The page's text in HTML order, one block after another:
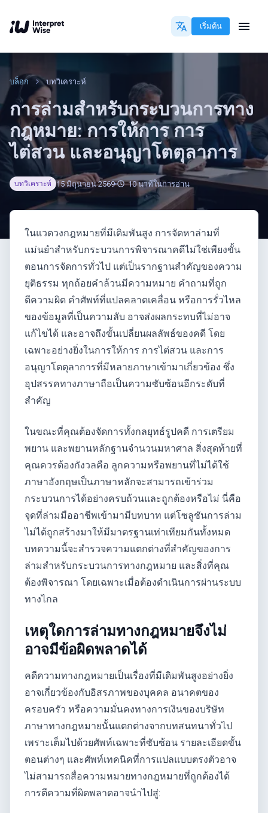
เริ่มต้น
บล็อก บทวิเคราะห์
การล่ามสำหรับกระบวนการทาง
กฎหมาย: การให้การ การ
ไต่สวน และอนุญาโตตุลาการ
บทวิเคราะห์ 15 มิถุนายน 2569 10 นาทีในการอ่าน
ในแวดวงกฎหมายที่มีเดิมพันสูง การจัดหาล่ามที่
แม่นยำสำหรับกระบวนการพิจารณาคดีไม่ใช่เพียงขั้น
ตอนการจัดการทั่วไป แต่เป็นรากฐานสำคัญของความ
ยุติธรรม ทุกถ้อยคำล้วนมีความหมาย คำถามที่ถูก
ตีความผิด คำศัพท์ที่แปลคลาดเคลื่อน หรือการรั่วไหล
ของข้อมูลที่เป็นความลับ อาจส่งผลกระทบที่ไม่อาจ
แก้ไขได้ และอาจถึงขั้นเปลี่ยนผลลัพธ์ของคดี โดย
เฉพาะอย่างยิ่งในการให้การ การไต่สวน และการ
อนุญาโตตุลาการที่มีหลายภาษาเข้ามาเกี่ยวข้อง ซึ่ง
อุปสรรคทางภาษาถือเป็นความซับซ้อนอีกระดับที่
สำคัญ
ในขณะที่คุณต้องจัดการทั้งกลยุทธ์รูปคดี การเตรียม
พยาน และพยานหลักฐานจำนวนมหาศาล สิ่งสุดท้ายที่
คุณควรต้องกังวลคือ ลูกความหรือพยานที่ไม่ได้ใช้
ภาษาอังกฤษเป็นภาษาหลักจะสามารถเข้าร่วม
กระบวนการได้อย่างครบถ้วนและถูกต้องหรือไม่ นี่คือ
จุดที่ล่ามมืออาชีพเข้ามามีบทบาท แต่โซลูชันการล่าม
ไม่ได้ถูกสร้างมาให้มีมาตรฐานเท่าเทียมกันทั้งหมด
บทความนี้จะสำรวจความแตกต่างที่สำคัญของการ
ล่ามสำหรับกระบวนการทางกฎหมาย และสิ่งที่คุณ
ต้องพิจารณา โดยเฉพาะเมื่อต้องดำเนินการผ่านระบบ
ทางไกล
เหตุใดการล่ามทางกฎหมายจึงไม่
อาจมีข้อผิดพลาดได้
คดีความทางกฎหมายเป็นเรื่องที่มีเดิมพันสูงอย่างยิ่ง
อาจเกี่ยวข้องกับอิสรภาพของบุคคล อนาคตของ
ครอบครัว หรือความมั่นคงทางการเงินของบริษัท
ภาษาทางกฎหมายนั้นแตกต่างจากบทสนทนาทั่วไป
เพราะเต็มไปด้วยศัพท์เฉพาะที่ซับซ้อน รายละเอียดขั้น
ตอนต่างๆ และศัพท์เทคนิคที่การแปลแบบตรงตัวอาจ
ไม่สามารถสื่อความหมายทางกฎหมายที่ถูกต้องได้
การตีความที่ผิดพลาดอาจนำไปสู่: